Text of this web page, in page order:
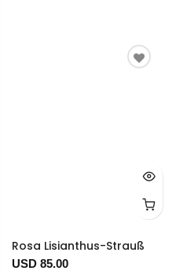
Rosa Lisianthus-Strauß
USD 85.00